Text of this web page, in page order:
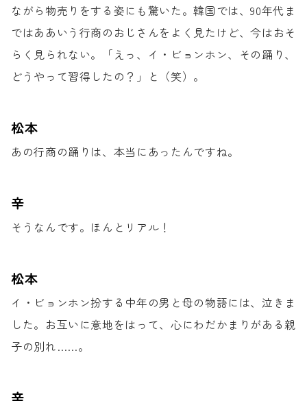
ながら 物売りをする姿にも驚いた。韓国では、90年代ま
ではああいう行商のおじさんをよく見たけど、今はおそ
らく見られない。
「えっ、イ・ビョンホン、その踊り、
どうやって習得したの？」と（笑）。
松本
あの行商の踊りは、 本当にあったんですね。
辛
そうなんです。ほんとリアル！
松本
イ・ビョンホン扮する中年の男と 母の物語には、泣きま
した。 お互いに意地をはって、 心にわだかまりがある親
子の別れ……。
辛